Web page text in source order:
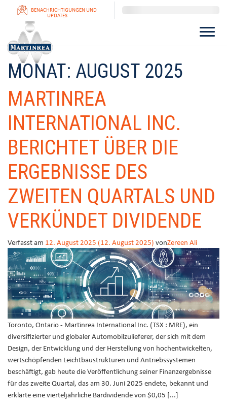
BENACHRICHTIGUNGEN UND
UPDATES
MONAT: AUGUST 2025
MARTINREA
INTERNATIONAL INC.
BERICHTET ÜBER DIE
ERGEBNISSE DES
ZWEITEN QUARTALS UND
VERKÜNDET DIVIDENDE
Verfasst am 12. August 2025 (12. August 2025)vonZereen Ali
Toronto, Ontario - Martinrea International Inc. (TSX : MRE), ein
diversifizierter und globaler Automobilzulieferer, der sich mit dem
Design, der Entwicklung und der Herstellung von hochentwickelten,
wertschöpfenden Leichtbaustrukturen und Antriebssystemen
beschäftigt, gab heute die Veröffentlichung seiner Finanzergebnisse
für das zweite Quartal, das am 30. Juni 2025 endete, bekannt und
erklärte eine vierteljährliche Bardividende von $0,05 [...]